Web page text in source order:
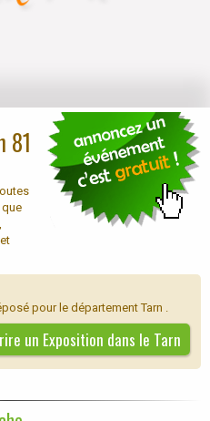
81
pour le département Tarn .
un Exposition dans le Tarn